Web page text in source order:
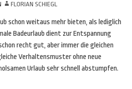
FLORIAN SCHIEGL
schon weitaus mehr bieten, als lediglich
Badeurlaub dient zur Entspannung
recht gut, aber immer die gleichen
Verhaltensmuster ohne neue
Urlaub sehr schnell abstumpfen.